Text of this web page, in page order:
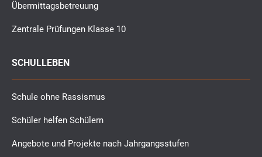
Übermittagsbetreuung
Zentrale Prüfungen Klasse 10
SCHULLEBEN
Schule ohne Rassismus
Schüler helfen Schülern
Angebote und Projekte nach Jahrgangsstufen